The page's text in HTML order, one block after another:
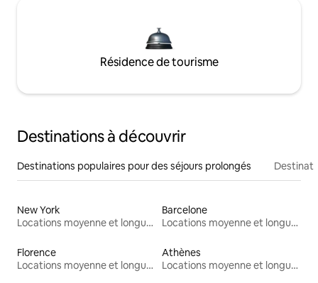
Résidence de tourisme
Destinations à découvrir
Destinations populaires pour des séjours prolongés
New York
Locations moyenne et longue durée
Barcelone
Locations moyenne et longue durée
Florence
Locations moyenne et longue durée
Athènes
Locations moyenne et longue durée